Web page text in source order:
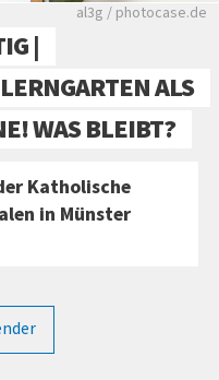
Rote leere
al3g / photocase.de
|
ALS
WAS BLEIBT?
Katholische
in Münster